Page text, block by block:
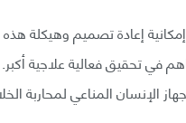
إعادة تصميم وهيكلة
في تحقيق فعالية علاجية
الإنسان المناعي لمحاربة